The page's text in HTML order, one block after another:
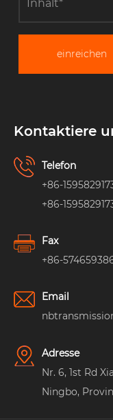
einreichen
Kontaktiere
Telefon
+86-
+86-
Fax
+86-
Email
Adresse
Nr. 6, 1st Rd
Ningbo,